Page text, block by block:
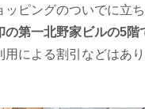
ピングのついでに立
の第一北野家ビルの5階
による割引などはあ